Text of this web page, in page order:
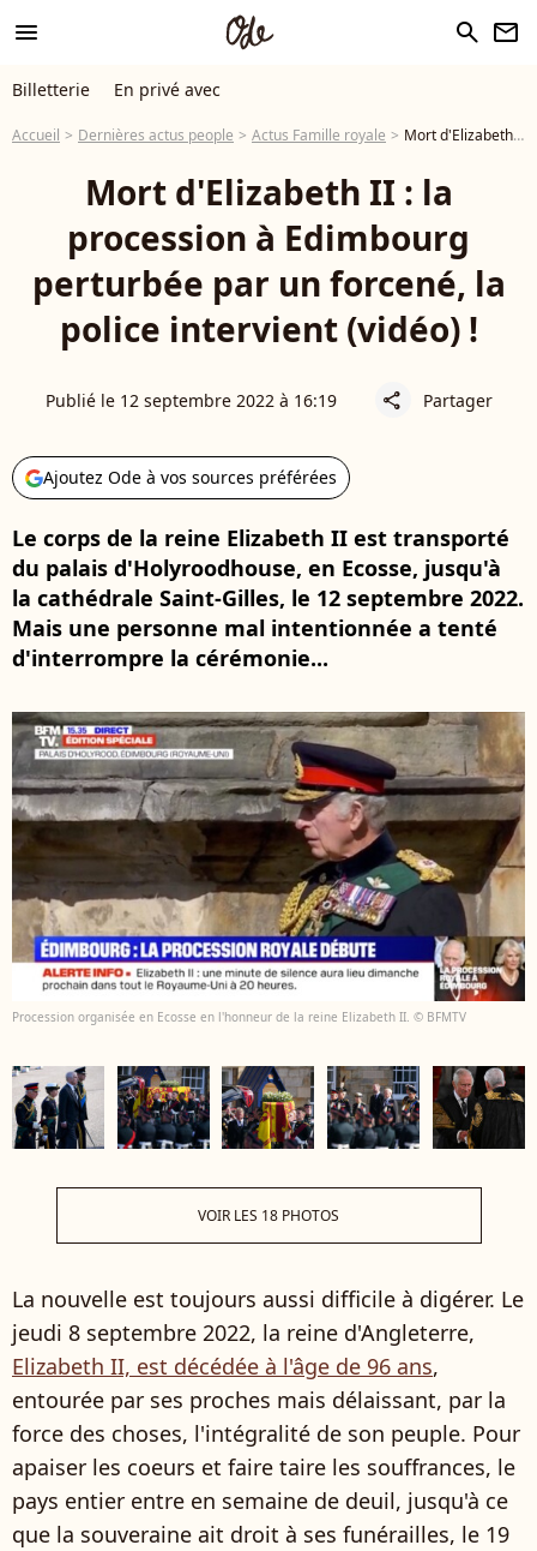
menu search newsletter
Billetterie En privé avec
Accueil Dernières actus people Actus Famille royale Mort d'Elizabeth II : la procession à Edimbourg perturbée par un forcené, la police intervient (vidéo) !
Mort d'Elizabeth II : la
procession à Edimbourg
perturbée par un forcené, la
police intervient (vidéo) !
Publié le 12 septembre 2022 à 16:19 share Partager
Ajoutez Ode à vos sources préférées
Le corps de la reine Elizabeth II est transporté
du palais d'Holyroodhouse, en Ecosse, jusqu'à
la cathédrale Saint-Gilles, le 12 septembre 2022.
Mais une personne mal intentionnée a tenté
d'interrompre la cérémonie...
Procession organisée en Ecosse en l'honneur de la reine Elizabeth II. © BFMTV
VOIR LES 18 PHOTOS
La nouvelle est toujours aussi difficile à digérer. Le
jeudi 8 septembre 2022, la reine d'Angleterre,
Elizabeth II, est décédée à l'âge de 96 ans,
entourée par ses proches mais délaissant, par la
force des choses, l'intégralité de son peuple. Pour
apaiser les coeurs et faire taire les souffrances, le
pays entier entre en semaine de deuil, jusqu'à ce
que la souveraine ait droit à ses funérailles, le 19